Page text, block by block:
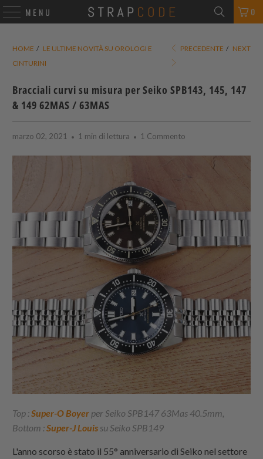
MENU 0
HOME / LE ULTIME NOVITÀ SU OROLOGI E
CINTURINI
PRECEDENTE / NEXT
Bracciali curvi su misura per Seiko SPB143, 145, 147
& 149 62MAS / 63MAS
marzo 02, 2021 1 min di lettura 1 Commento
Top : Super-O Boyer per Seiko SPB147 63Mas 40.5mm,
Bottom : Super-J Louis su Seiko SPB149
L'anno scorso è stato il 55° anniversario di Seiko nel settore